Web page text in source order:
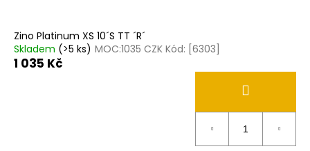
Zino Platinum XS 10´S TT ´R´
Skladem (>5 ks) MOC:1035 CZK Kód: [6303]
1 035 Kč